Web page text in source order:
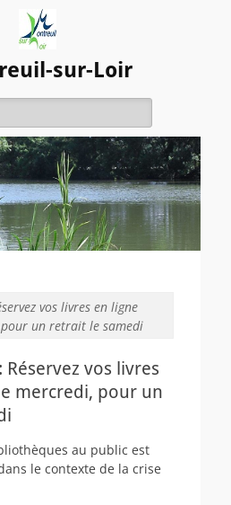
sur-Loir
vos livres en ligne
un retrait le samedi
vos livres
mercredi, pour un
au public est
le contexte de la crise